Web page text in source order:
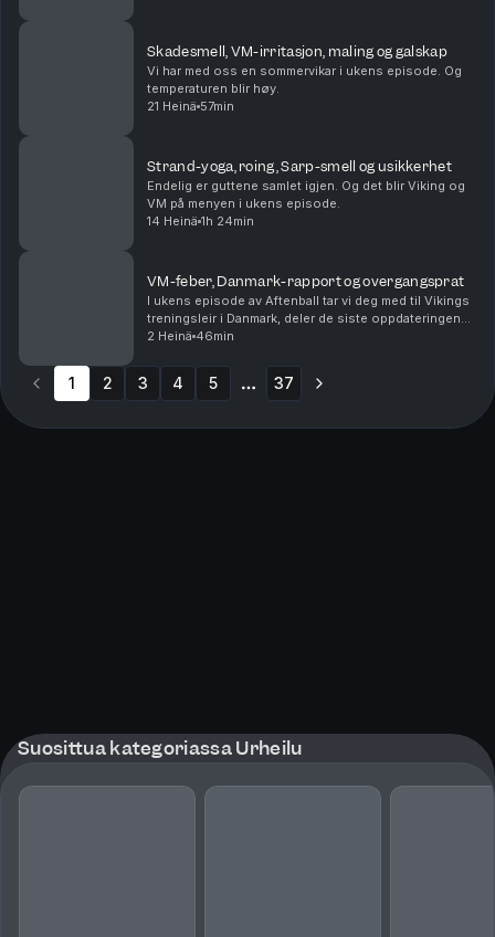
Skadesmell, VM-irritasjon, maling og galskap
Vi har med oss en sommervikar i ukens episode. Og
temperaturen blir høy.
21 Heinä 57min
Strand-yoga, roing, Sarp-smell og usikkerhet
Endelig er guttene samlet igjen. Og det blir Viking og
VM på menyen i ukens episode.
14 Heinä 1h 24min
VM-feber, Danmark-rapport og overgangsprat
I ukens episode av Aftenball tar vi deg med til Vikings
treningsleir i Danmark, deler de siste oppdateringene
rundt klubben og snakker om VM-feberen som brer
2 Heinä 46min
1 2 3 4 5 37
Suosittua kategoriassa Urheilu